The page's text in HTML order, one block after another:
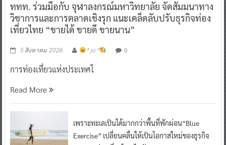
ททท. ร่วมมือกับ จุฬาลงกรณ์มหาวิทยาลัย จัดสัมมนาทาง
วิชาการและการตลาดเชิงรุก แนะเคล็ดลับปรับธุรกิจท่อง
เที่ยวไทย “ขายได้ ขายดี ขายนาน”
5 สิงหาคม 2026 ^ jo ^ 0
การท่องเที่ยวแห่งประเทศไ
Read More
เพราะทะเลเป็นได้มากกว่าพื้นที่พักผ่อน“Blue
Exercise” เปลี่ยนคลื่นให้เป็นโอกาสใหม่ของธุรกิจ